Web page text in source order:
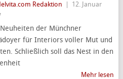
Redaktion
12. Januar
der Münchner
für Interiors voller Mut und
Schließlich soll das Nest in den
Mehr lesen